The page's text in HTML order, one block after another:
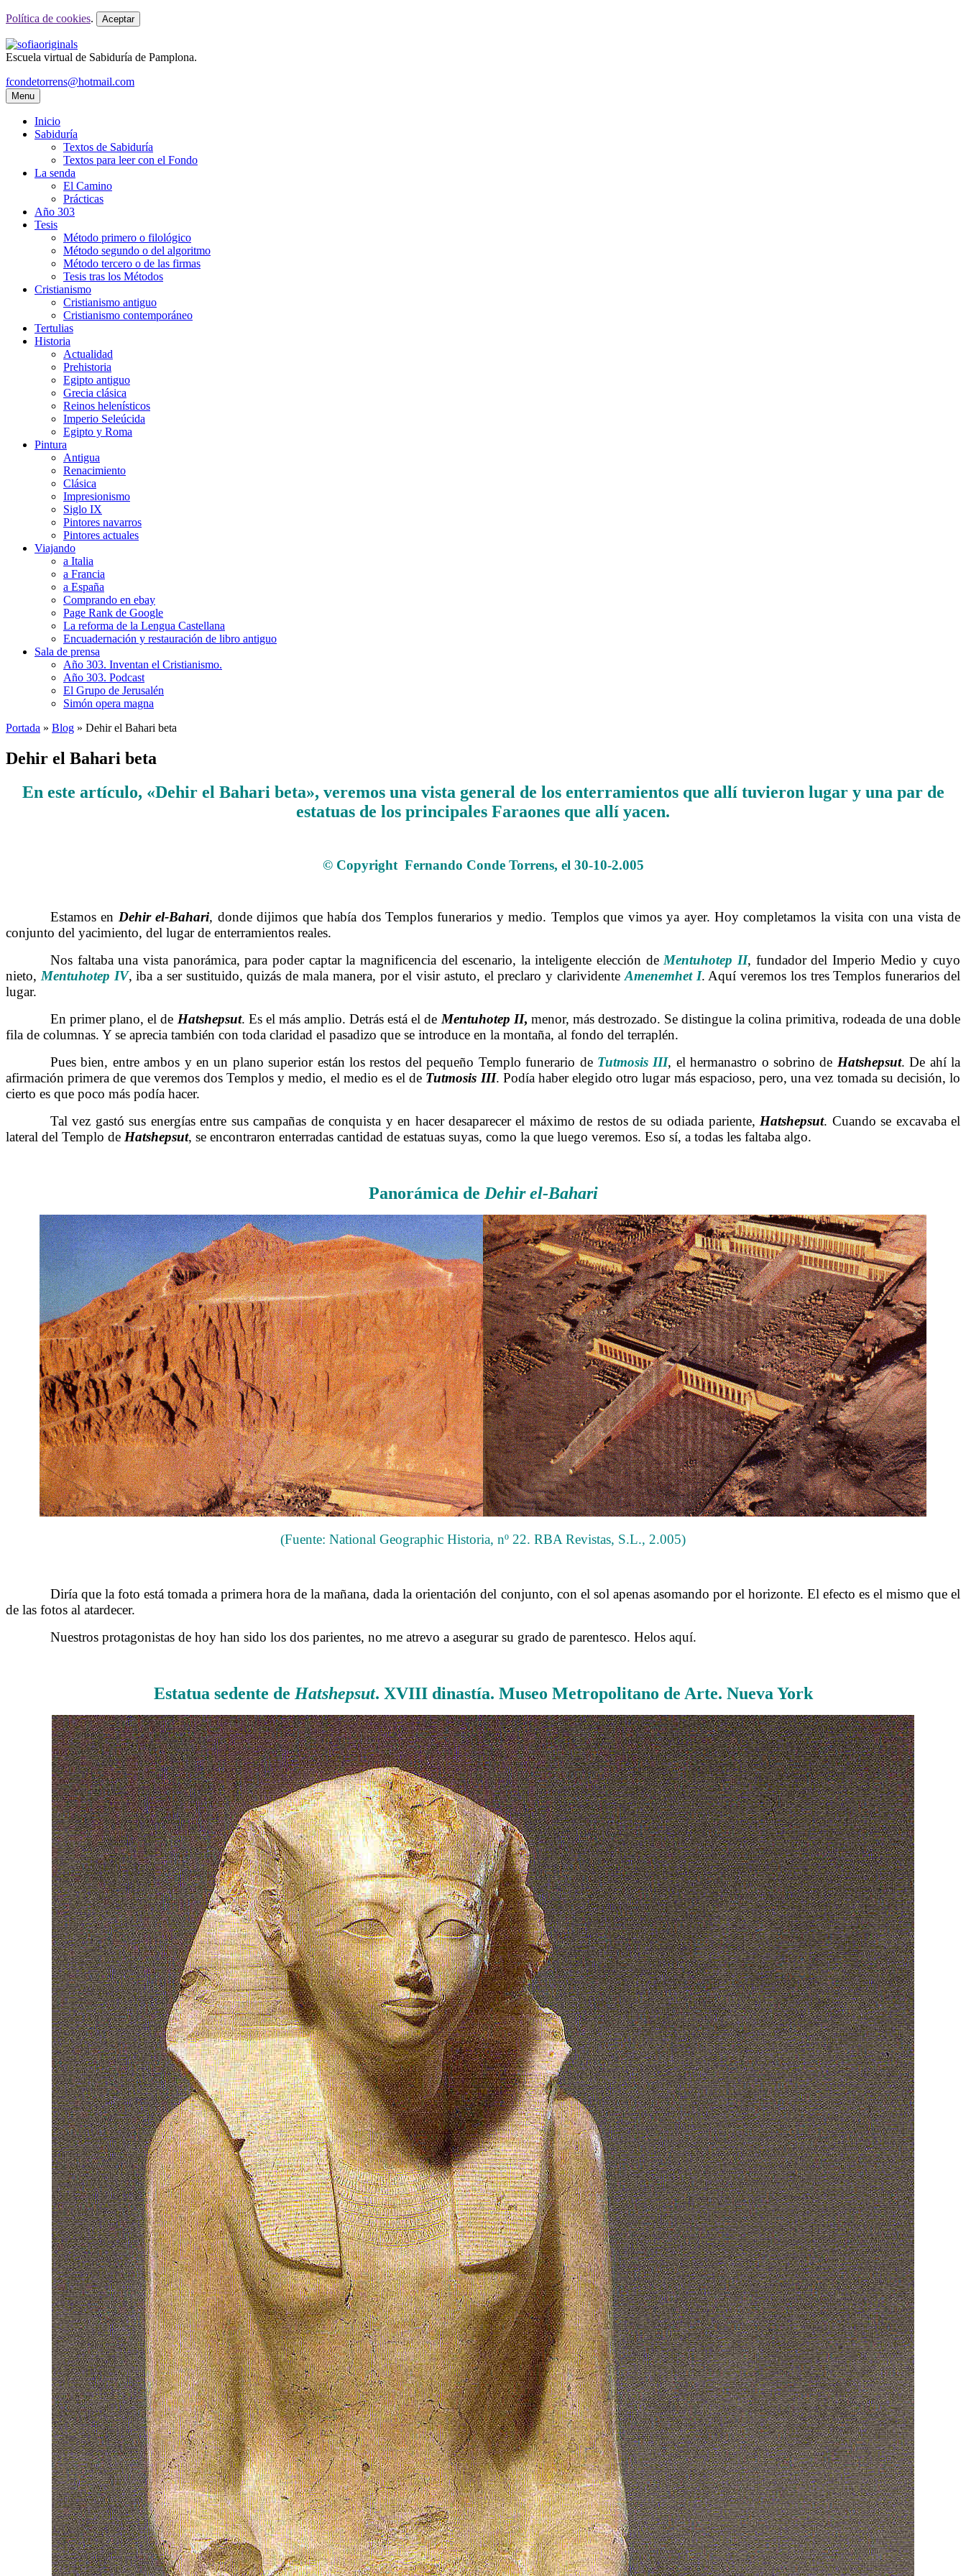
Política de cookies. Aceptar
Escuela virtual de Sabiduría de Pamplona.
fcondetorrens@hotmail.com
Menu
Inicio
Sabiduría
Textos de Sabiduría
Textos para leer con el Fondo
La senda
El Camino
Prácticas
Año 303
Tesis
Método primero o filológico
Método segundo o del algoritmo
Método tercero o de las firmas
Tesis tras los Métodos
Cristianismo
Cristianismo antiguo
Cristianismo contemporáneo
Tertulias
Historia
Actualidad
Prehistoria
Egipto antiguo
Grecia clásica
Reinos helenísticos
Imperio Seleúcida
Egipto y Roma
Pintura
Antigua
Renacimiento
Clásica
Impresionismo
Siglo IX
Pintores navarros
Pintores actuales
Viajando
a Italia
a Francia
a España
Comprando en ebay
Page Rank de Google
La reforma de la Lengua Castellana
Encuadernación y restauración de libro antiguo
Sala de prensa
Año 303. Inventan el Cristianismo.
Año 303. Podcast
El Grupo de Jerusalén
Simón opera magna
Portada » Blog » Dehir el Bahari beta
Dehir el Bahari beta
En este artículo, «Dehir el Bahari beta», veremos una vista general de los enterramientos que allí tuvieron lugar y una par de
estatuas de los principales Faraones que allí yacen.
© Copyright Fernando Conde Torrens, el 30-10-2.005
Estamos en Dehir el-Bahari, donde dijimos que había dos Templos funerarios y medio. Templos que vimos ya ayer. Hoy completamos la visita con una vista de
conjunto del yacimiento, del lugar de enterramientos reales.
Nos faltaba una vista panorámica, para poder captar la magnificencia del escenario, la inteligente elección de Mentuhotep II, fundador del Imperio Medio y cuyo
nieto, Mentuhotep IV, iba a ser sustituido, quizás de mala manera, por el visir astuto, el preclaro y clarividente Amenemhet I. Aquí veremos los tres Templos funerarios del
lugar.
En primer plano, el de Hatshepsut. Es el más amplio. Detrás está el de Mentuhotep II, menor, más destrozado. Se distingue la colina primitiva, rodeada de una doble
fila de columnas. Y se aprecia también con toda claridad el pasadizo que se introduce en la montaña, al fondo del terraplén.
Pues bien, entre ambos y en un plano superior están los restos del pequeño Templo funerario de Tutmosis III, el hermanastro o sobrino de Hatshepsut. De ahí la
afirmación primera de que veremos dos Templos y medio, el medio es el de Tutmosis III. Podía haber elegido otro lugar más espacioso, pero, una vez tomada su decisión, lo
cierto es que poco más podía hacer.
Tal vez gastó sus energías entre sus campañas de conquista y en hacer desaparecer el máximo de restos de su odiada pariente, Hatshepsut. Cuando se excavaba el
lateral del Templo de Hatshepsut, se encontraron enterradas cantidad de estatuas suyas, como la que luego veremos. Eso sí, a todas les faltaba algo.
Panorámica de Dehir el-Bahari
(Fuente: National Geographic Historia, nº 22. RBA Revistas, S.L., 2.005)
Diría que la foto está tomada a primera hora de la mañana, dada la orientación del conjunto, con el sol apenas asomando por el horizonte. El efecto es el mismo que el
de las fotos al atardecer.
Nuestros protagonistas de hoy han sido los dos parientes, no me atrevo a asegurar su grado de parentesco. Helos aquí.
Estatua sedente de Hatshepsut. XVIII dinastía. Museo Metropolitano de Arte. Nueva York